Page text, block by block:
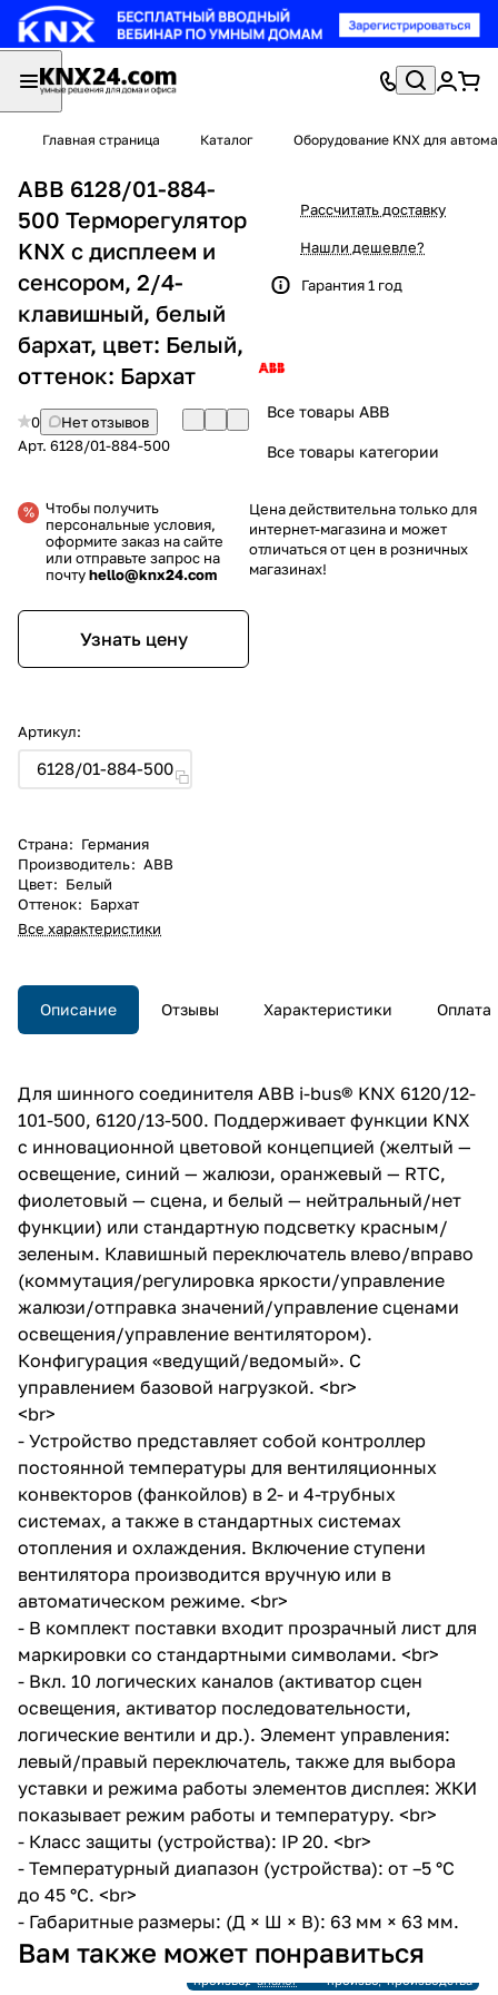
Главная страница Каталог Оборудование KNX для
ABB 6128/01-884-
500 Терморегулятор
KNX c дисплеем и
сенсором, 2/4-
клавишный, белый
бархат, цвет: Белый,
оттенок: Бархат
0
Нет отзывов
Арт. 6128/01-884-500
Чтобы получить
персональные условия,
оформите заказ на сайте
или отправьте запрос на
почтуhello@knx24.com
Узнать цену
Артикул:
6128/01-884-500
Страна: Германия
Производитель: ABB
Цвет: Белый
Оттенок: Бархат
Все характеристики
Рассчитать доставку
Нашли дешевле?
Гарантия 1 год
Все товары ABB
Все товары категории
Цена действительна только для
интернет-магазина и может
отличаться от цен в розничных
магазинах!
Описание Отзывы Характеристики Оплата
Для шинного соединителя ABB i-bus® KNX 6120/12-
101-500, 6120/13-500. Поддерживает функции KNX
с инновационной цветовой концепцией (желтый —
освещение, синий — жалюзи, оранжевый — RTC,
фиолетовый — сцена, и белый — нейтральный/нет
функции) или стандартную подсветку красным/
зеленым. Клавишный переключатель влево/вправо
(коммутация/регулировка яркости/управление
жалюзи/отправка значений/управление сценами
освещения/управление вентилятором).
Конфигурация «ведущий/ведомый». С
управлением базовой нагрузкой. <br>
<br>
- Устройство представляет собой контроллер
постоянной температуры для вентиляционных
конвекторов (фанкойлов) в 2- и 4-трубных
системах, а также в стандартных системах
отопления и охлаждения. Включение ступени
вентилятора производится вручную или в
автоматическом режиме. <br>
- В комплект поставки входит прозрачный лист для
маркировки со стандартными символами. <br>
- Вкл. 10 логических каналов (активатор сцен
освещения, активатор последовательности,
логические вентили и др.). Элемент управления:
левый/правый переключатель, также для выбора
уставки и режима работы элементов дисплея: ЖКИ
показывает режим работы и температуру. <br>
- Класс защиты (устройства): IP 20. <br>
- Температурный диапазон (устройства): от –5 °C
до 45 °C. <br>
- Габаритные размеры: (Д × Ш × В): 63 мм × 63 мм.
Вам также может понравиться
Снято с
производства
Ссылка на
Снято с
Снято с